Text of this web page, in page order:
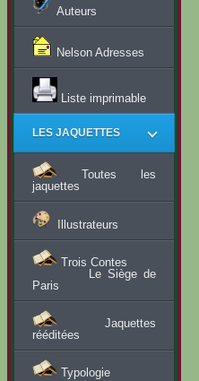
Auteurs
Nelson Adresses
Liste imprimable
LES JAQUETTES
Toutes les
jaquettes
Illustrateurs
Trois Contes
Le Siège de
Paris
Jaquettes
rééditées
Typologie